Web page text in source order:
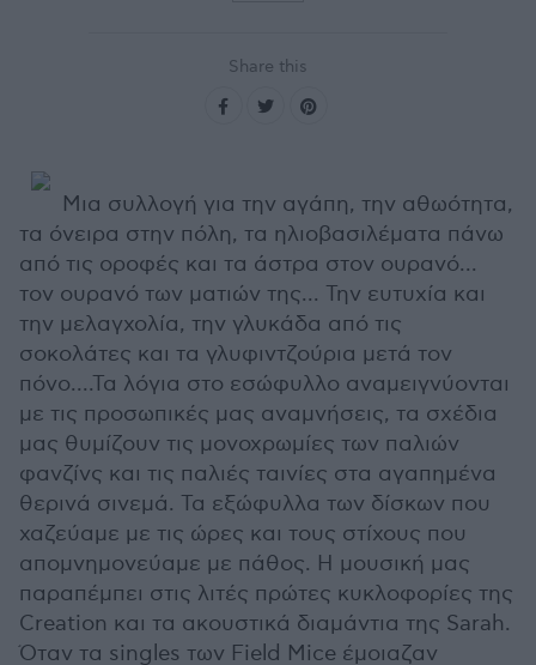
Share this
Μια συλλογή για την αγάπη, την αθωότητα,
τα όνειρα στην πόλη, τα ηλιοβασιλέματα πάνω
από τις οροφές και τα άστρα στον ουρανό...
τον ουρανό των ματιών της... Την ευτυχία και
την μελαγχολία, την γλυκάδα από τις
σοκολάτες και τα γλυφιντζούρια μετά τον
πόνο....Τα λόγια στο εσώφυλλο αναμειγνύονται
με τις προσωπικές μας αναμνήσεις, τα σχέδια
μας θυμίζουν τις μονοχρωμίες των παλιών
φανζίνς και τις παλιές ταινίες στα αγαπημένα
θερινά σινεμά. Τα εξώφυλλα των δίσκων που
χαζεύαμε με τις ώρες και τους στίχους που
απομνημονεύαμε με πάθος. Η μουσική μας
παραπέμπει στις λιτές πρώτες κυκλοφορίες της
Creation και τα ακουστικά διαμάντια της Sarah.
Όταν τα singles των Field Mice έμοιαζαν